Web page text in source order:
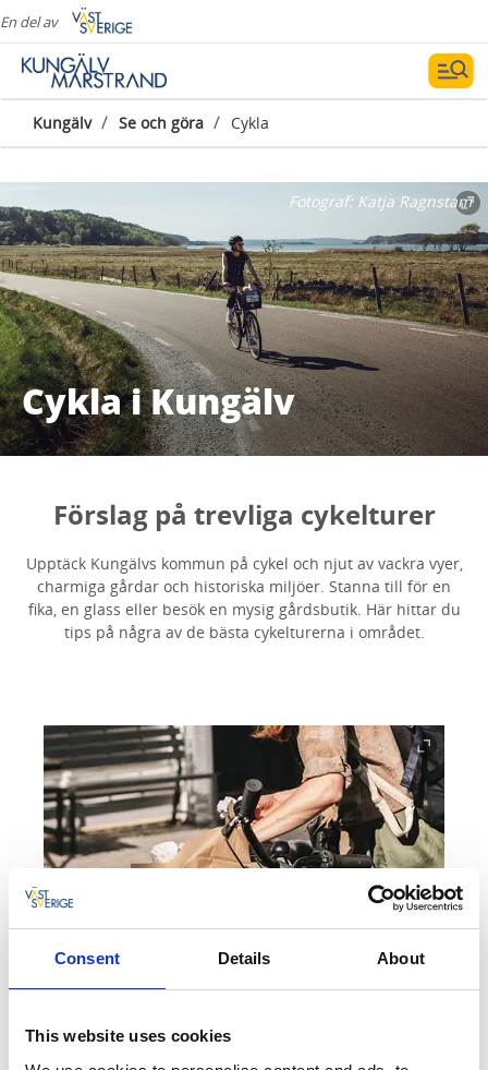
Consent Details About
This website uses cookies
En del av
Kungälv / Se och göra / Cykla
Cykla i Kungälv
Fotograf: Katja Ragnstam
Förslag på trevliga cykelturer
Upptäck Kungälvs kommun på cykel och njut av vackra vyer,
charmiga gårdar och historiska miljöer. Stanna till för en
fika, en glass eller besök en mysig gårdsbutik. Här hittar du
tips på några av de bästa cykelturerna i området.